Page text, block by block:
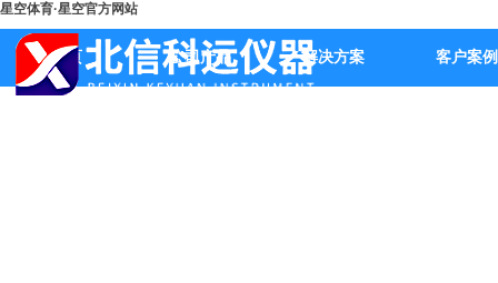
星空体育·星空官方网站
首页 公司产品 解决方案 客户案例